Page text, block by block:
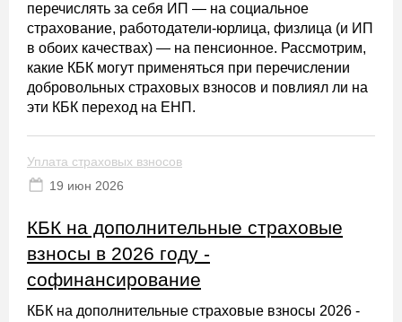
перечислять за себя ИП — на социальное
страхование, работодатели-юрлица, физлица (и ИП
в обоих качествах) — на пенсионное. Рассмотрим,
какие КБК могут применяться при перечислении
добровольных страховых взносов и повлиял ли на
эти КБК переход на ЕНП.
Уплата страховых взносов
19 июн 2026
КБК на дополнительные страховые
взносы в 2026 году -
софинансирование
КБК на дополнительные страховые взносы 2026 -